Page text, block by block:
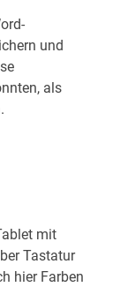
und
als
mit
Tastatur
hier Farben